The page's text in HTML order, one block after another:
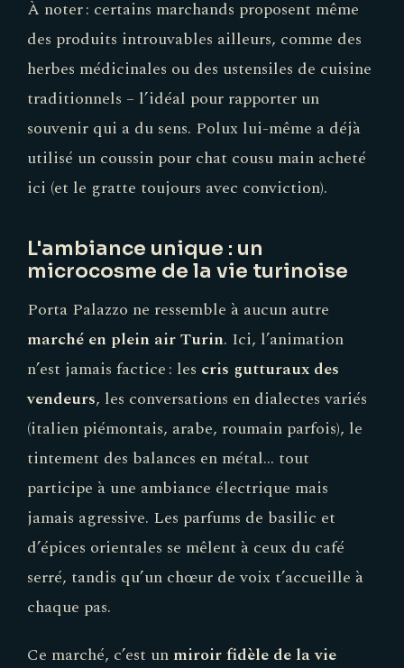
À noter : certains marchands proposent même
des produits introuvables ailleurs, comme des
herbes médicinales ou des ustensiles de cuisine
traditionnels – l’idéal pour rapporter un
souvenir qui a du sens. Polux lui-même a déjà
utilisé un coussin pour chat cousu main acheté
ici (et le gratte toujours avec conviction).
L'ambiance unique : un
microcosme de la vie turinoise
Porta Palazzo ne ressemble à aucun autre
marché en plein air Turin. Ici, l’animation
n’est jamais factice : les cris gutturaux des
vendeurs, les conversations en dialectes variés
(italien piémontais, arabe, roumain parfois), le
tintement des balances en métal… tout
participe à une ambiance électrique mais
jamais agressive. Les parfums de basilic et
d’épices orientales se mêlent à ceux du café
serré, tandis qu’un chœur de voix t’accueille à
chaque pas.
Ce marché, c’est un miroir fidèle de la vie